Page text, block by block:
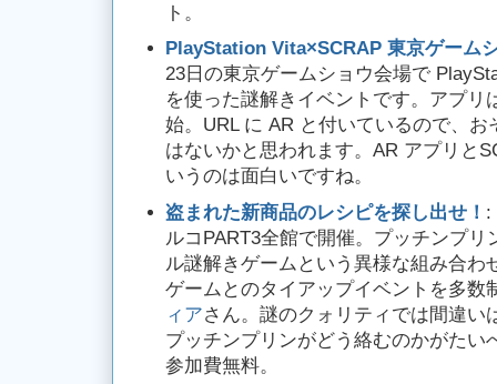
ト。
PlayStation Vita×SCRAP 東京ゲーム
23日の東京ゲームショウ会場で
を使った謎解きイベントです。アプリ
始。URL に AR と付いているので、
はないかと思われます。AR アプリと
いうのは面白いですね。
盗まれた新商品のレシピを探し出せ！ :
ルコPART3全館で開催。プッチンプ
ル謎解きゲームという異様な組み合わ
ゲームとのタイアップイベントを多数
ィアさん。謎のクォリティでは間違い
プッチンプリンがどう絡むのかがた
参加費無料。